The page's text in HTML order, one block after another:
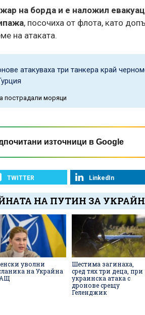
на борда и е наложил
, посочиха от флота, като
на атаката.
атакуваха три танкера край
пострадали моряци
източници в Google
TWITTER LinkedIn
НА ПУТИН ЗА
уволни
на Украйна
Шестима загинаха,
сред тях три деца, при
украинска атака с
дронове срещу
Геленджик